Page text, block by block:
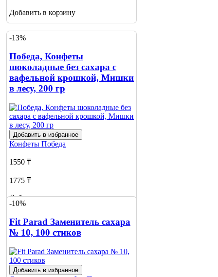
Добавить в корзину
-13%
Победа, Конфеты
шоколадные без сахара с
вафельной крошкой, Мишки
в лесу, 200 гр
Добавить в избранное
Конфеты Победа
1550 ₸
1775 ₸
Добавить в корзину
-10%
Fit Parad Заменитель сахара
№ 10, 100 стиков
Добавить в избранное